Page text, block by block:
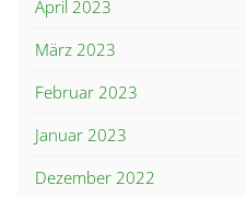
April 2023
März 2023
Februar 2023
Januar 2023
Dezember 2022